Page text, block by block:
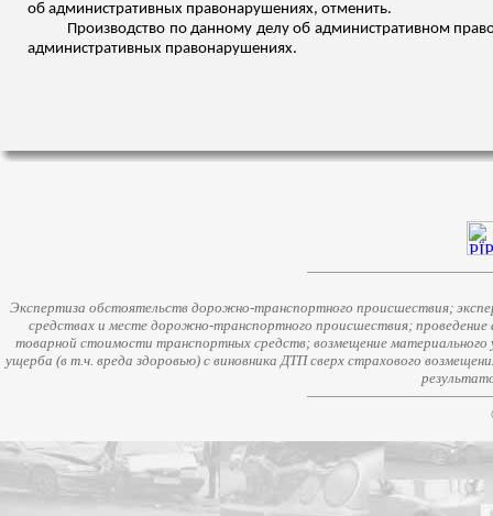
об административных правонарушениях, отменить.
Производство по данному делу об административном
административных правонарушениях.
Экспертиза обстоятельств дорожно-транспортного происшествия;
средствах и месте дорожно-транспортного происшествия;
товарной стоимости транспортных средств; возмещение
ущерба (в т.ч. вреда здоровью) с виновника ДТП сверх страхового